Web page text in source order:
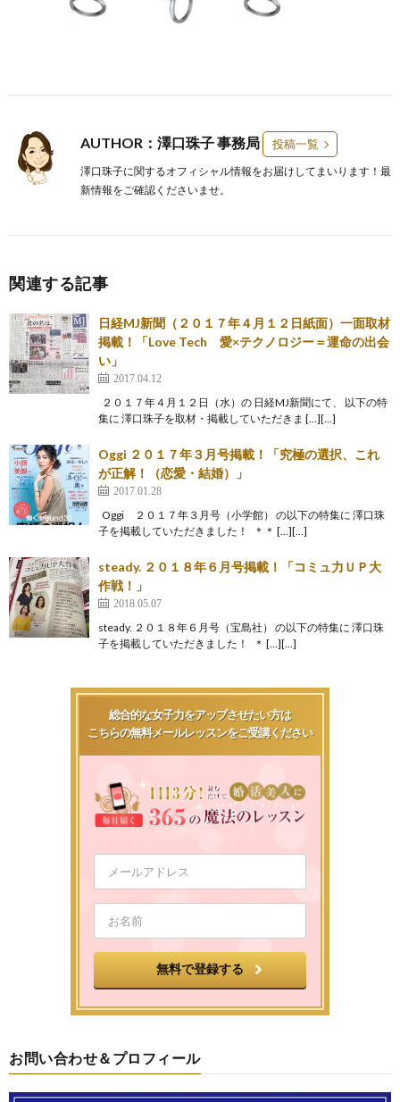
AUTHOR：澤口珠子 事務局 投稿一覧
澤口珠子に関するオフィシャル情報をお届けしてまいります！最
新情報をご確認くださいませ。
関連する記事
日経MJ新聞（２０１７年４月１２日紙面）一面取材
掲載！「Love Tech 愛×テクノロジー＝運命の出会
い」
2017.04.12
２０１７年４月１２日（水）の 日経MJ新聞にて、 以下の特
集に 澤口珠子を取材・掲載していただきま […][…]
Oggi ２０１７年３月号掲載！「究極の選択、これ
が正解！（恋愛・結婚）」
2017.01.28
Oggi ２０１７年３月号（小学館） の以下の特集に 澤口珠
子を掲載していただきました！ ＊＊ […][…]
steady. ２０１８年６月号掲載！「コミュ力ＵＰ大
作戦！」
2018.05.07
steady. ２０１８年６月号（宝島社） の以下の特集に 澤口珠
子を掲載していただきました！ ＊ […][…]
総合的な女子力をアップさせたい方は
こちらの無料メールレッスンをご受講ください
お問い合わせ＆プロフィール